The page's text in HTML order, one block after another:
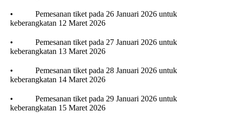
• Pemesanan tiket pada 26 Januari 2026 untuk
keberangkatan 12 Maret 2026
• Pemesanan tiket pada 27 Januari 2026 untuk
keberangkatan 13 Maret 2026
• Pemesanan tiket pada 28 Januari 2026 untuk
keberangkatan 14 Maret 2026
• Pemesanan tiket pada 29 Januari 2026 untuk
keberangkatan 15 Maret 2026